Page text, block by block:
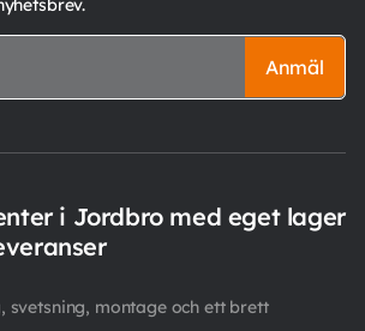
Anmäl
i Jordbro med eget lager
svetsning, montage och ett brett